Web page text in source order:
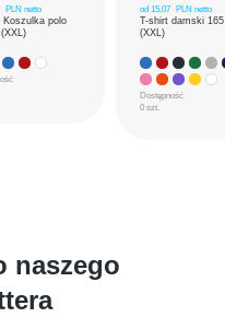
PLN netto
Koszulka polo
od 15,07 PLN netto
T-shirt damski 165
(XXL)
Dostępność
0 szt.
naszego